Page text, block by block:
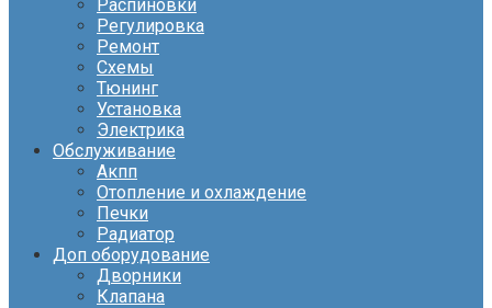
Распиновки
Регулировка
Ремонт
Схемы
Тюнинг
Установка
Электрика
Обслуживание
Акпп
Отопление и охлаждение
Печки
Радиатор
Доп оборудование
Дворники
Клапана